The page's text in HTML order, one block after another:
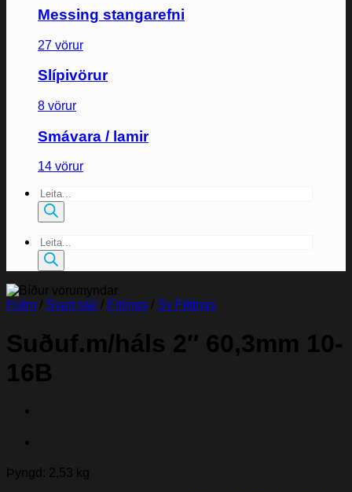
Messing stangarefni
27 vörur
Slípivörur
8 vörur
Smávara / lamir
14 vörur
Products
search
Products
search
Heim / Svart stál / Fittings / Sv Fittings
Suðuf.m/háls 2″ 60,3mm 10-
16B
Þyngd: 2,53 kg